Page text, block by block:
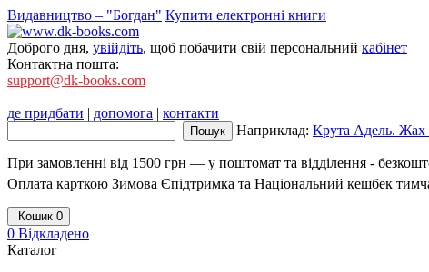
Видавництво – "Богдан" Купити електронні книги
Доброго дня, увійдіть, щоб побачити свій персональний кабінет
Контактна пошта:
support@dk-books.com
де придбати | допомога | контакти
Наприклад: Крута Адель. Жах
При замовленні від 1500 грн — у поштомат та відділення -
Оплата карткою Зимова Єпідтримка та Національний кешбек
Кошик 0
0 Відкладено
Каталог